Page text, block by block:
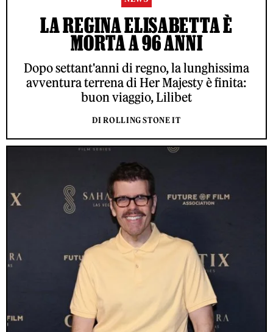
LA REGINA ELISABETTA È
MORTA A 96 ANNI
Dopo settant'anni di regno, la lunghissima
avventura terrena di Her Majesty è finita:
buon viaggio, Lilibet
DI ROLLING STONE IT